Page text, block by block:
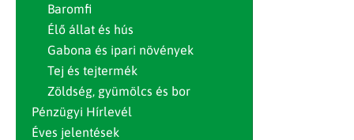
Baromfi
Élő állat és hús
Gabona és ipari növények
Tej és tejtermék
Zöldség, gyümölcs és bor
Pénzügyi Hírlevél
Éves jelentések